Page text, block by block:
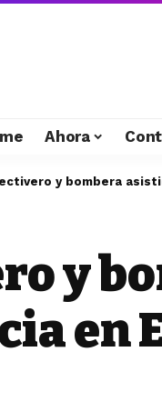
Ahora
y bombera
y
en